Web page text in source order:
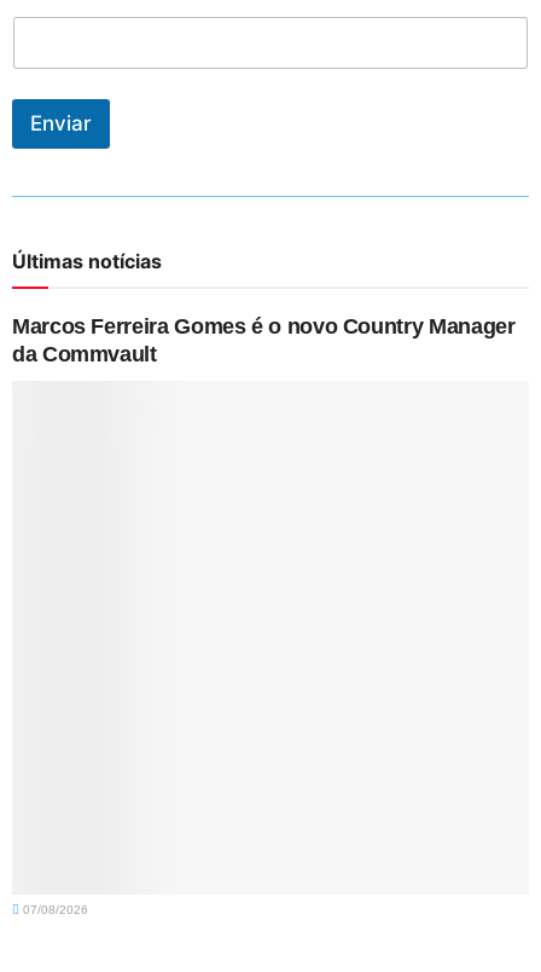
Enviar
Últimas notícias
Marcos Ferreira Gomes é o novo Country Manager
da Commvault
07/08/2026